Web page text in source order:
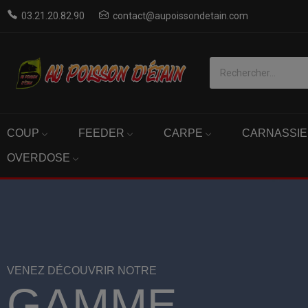
03.21.20.82.90 contact@aupoissondetain.com
COUP FEEDER CARPE
OVERDOSE
VENEZ DÉCOUVRIR NOTRE